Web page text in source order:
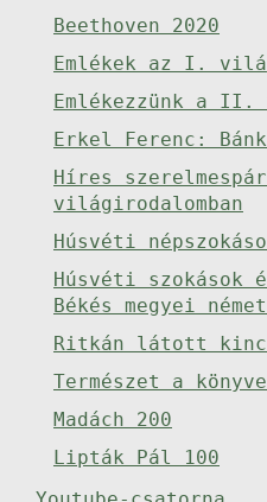
Beethoven 2020
Emlékek az I.
Emlékezzünk a II.
Erkel Ferenc:
Híres
világirodalomban
Húsvéti
Húsvéti szokások
Békés megyei
Ritkán látott
Természet a
Madách 200
Lipták Pál 100